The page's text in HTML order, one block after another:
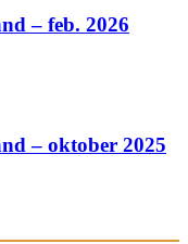
– feb. 2026
– oktober 2025